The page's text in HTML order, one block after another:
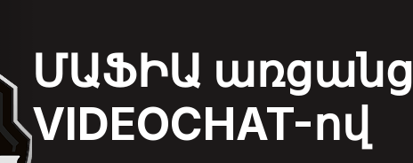
ՄԱՖԻԱ առցանց
VIDEOCHAT-ով